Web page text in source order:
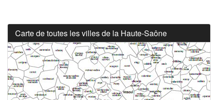
Carte de toutes les villes de la Haute-Saône